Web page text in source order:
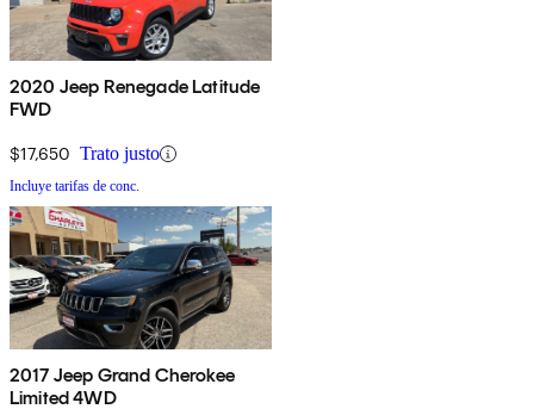
2020 Jeep Renegade Latitude
FWD
$17,650 Trato justo
Incluye tarifas de conc.
2017 Jeep Grand Cherokee
Limited 4WD